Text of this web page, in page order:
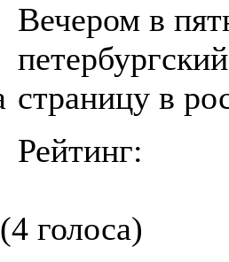
Вечером в
страницу в
Рейтинг:
(4 голоса)